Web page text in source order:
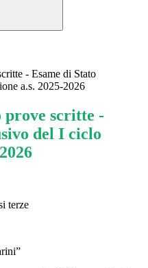
- Esame di Stato
a.s. 2025-2026
prove scritte -
del I ciclo
terze